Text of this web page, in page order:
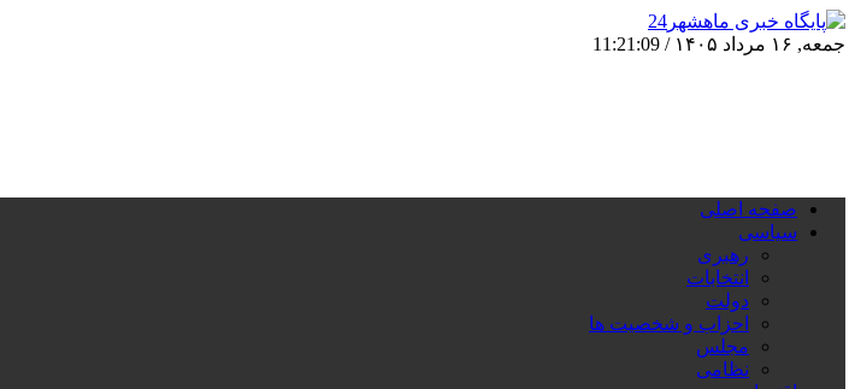
جمعه, ۱۶ مرداد ۱۴۰۵ / 11:21:10
صفحه اصلی
سیاسی
رهبری
انتخابات
دولت
احزاب و شخصیت ها
مجلس
نظامی